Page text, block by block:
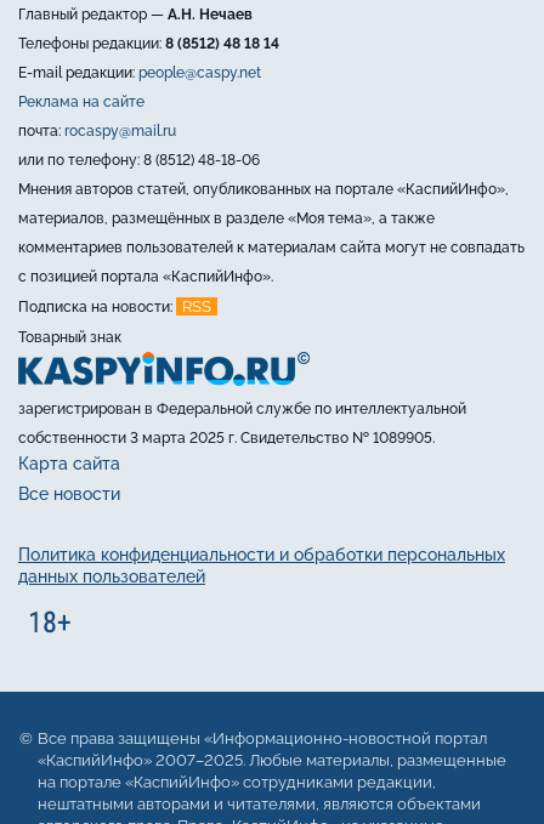
Главный редактор — А.Н. Нечаев
Телефоны редакции: 8 (8512) 48 18 14
E-mail редакции: people@caspy.net
Реклама на сайте
почта: rocaspy@mail.ru
или по телефону: 8 (8512) 48-18-06
Мнения авторов статей, опубликованных на портале «КаспийИнфо»,
материалов, размещённых в разделе «Моя тема», а также
комментариев пользователей к материалам сайта могут не совпадать
с позицией портала «КаспийИнфо».
Подписка на новости:
RSS
Товарный знак
зарегистрирован в Федеральной службе по интеллектуальной
собственности 3 марта 2025 г. Свидетельство № 1089905.
Карта сайта
Все новости
Политика конфиденциальности и обработки персональных
данных пользователей
Все права защищены «Информационно-новостной портал
«КаспийИнфо» 2007–2025. Любые материалы, размещенные
на портале «КаспийИнфо» сотрудниками редакции,
нештатными авторами и читателями, являются объектами